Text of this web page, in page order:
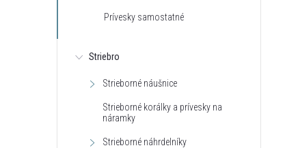
Prívesky samostatné
Striebro
Strieborné náušnice
Strieborné korálky a prívesky na
náramky
Strieborné náhrdelníky